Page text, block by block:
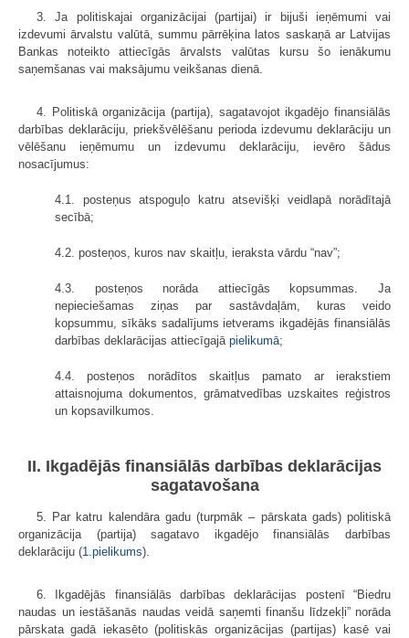
3. Ja politiskajai organizācijai (partijai) ir bijuši ieņēmumi vai
izdevumi ārvalstu valūtā, summu pārrēķina latos saskaņā ar Latvijas
Bankas noteikto attiecīgās ārvalsts valūtas kursu šo ienākumu
saņemšanas vai maksājumu veikšanas dienā.
4. Politiskā organizācija (partija), sagatavojot ikgadējo finansiālās
darbības deklarāciju, priekšvēlēšanu perioda izdevumu deklarāciju un
vēlēšanu ieņēmumu un izdevumu deklarāciju, ievēro šādus
nosacījumus:
4.1. posteņus atspoguļo katru atsevišķi veidlapā norādītajā
secībā;
4.2. posteņos, kuros nav skaitļu, ieraksta vārdu “nav”;
4.3. posteņos norāda attiecīgās kopsummas. Ja
nepieciešamas ziņas par sastāvdaļām, kuras veido
kopsummu, sīkāks sadalījums ietverams ikgadējās finansiālās
darbības deklarācijas attiecīgajā pielikumā;
4.4. posteņos norādītos skaitļus pamato ar ierakstiem
attaisnojuma dokumentos, grāmatvedības uzskaites reģistros
un kopsavilkumos.
II. Ikgadējās finansiālās darbības deklarācijas
sagatavošana
5. Par katru kalendāra gadu (turpmāk – pārskata gads) politiskā
organizācija (partija) sagatavo ikgadējo finansiālās darbības
deklarāciju (1.pielikums).
6. Ikgadējās finansiālās darbības deklarācijas postenī “Biedru
naudas un iestāšanās naudas veidā saņemti finanšu līdzekļi” norāda
pārskata gadā iekasēto (politiskās organizācijas (partijas) kasē vai